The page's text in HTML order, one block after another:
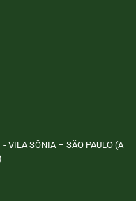
- VILA SÔNIA – SÃO PAULO (A